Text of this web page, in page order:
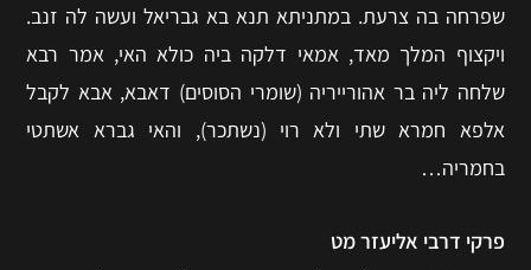
שפרחה בה צרעת. במתניתא תנא בא גבריאל ועשה לה זנב.
ויקצוף המלך מאד, אמאי דלקה ביה כולא האי, אמר רבא
שלחה ליה בר אהורייריה (שומרי הסוסים) דאבא, אבא לקבל
אלפא חמרא שתי ולא רוי (נשתכר), והאי גברא אשתטי
בחמריה…
פרקי דרבי אליעזר מט